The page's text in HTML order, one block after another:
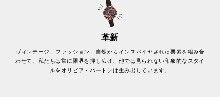
革新
ヴィンテージ、ファッション、自然からインスパイヤされた要素を組み合
わせて、私たちは常に限界を押し広げ、他では見られない印象的なスタイ
ルをオリビア・バートンは生み出しています。